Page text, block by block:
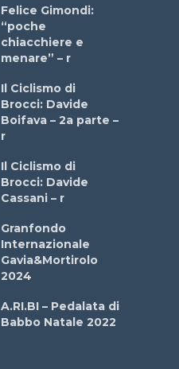
Felice Gimondi:
“poche
chiacchiere e
menare” – r
Il Ciclismo di
Brocci: Davide
Boifava – 2a parte –
r
Il Ciclismo di
Brocci: Davide
Cassani – r
Granfondo
Internazionale
Gavia&Mortirolo
2024
A.RI.BI – Pedalata di
Babbo Natale 2022